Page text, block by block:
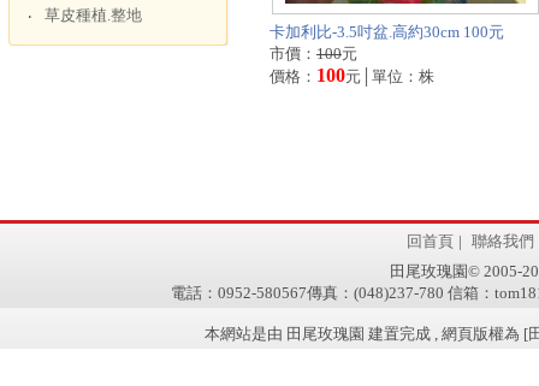
‧
草皮種植.整地
卡加利比-3.5吋盆.高約30cm 100元
市價： 100元
價格： 100元│單位：株
回首頁 | 聯絡我們
田尾玫瑰園© 2005-
電話：0952-580567傳真：(048)237-780 信箱：
本網站是由 田尾玫瑰園 建置完成 , 網頁版權為